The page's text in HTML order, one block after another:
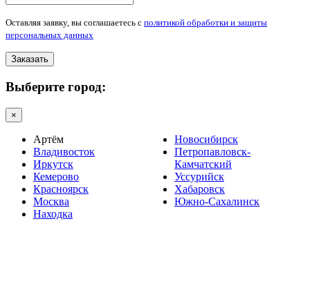
Оставляя заявку, вы соглашаетесь с политикой обработки и защиты
персональных данных
Заказать
Выберите город:
×
Артём
Владивосток
Иркутск
Кемерово
Красноярск
Москва
Находка
Новосибирск
Петропавловск-
Камчатский
Уссурийск
Хабаровск
Южно-Сахалинск